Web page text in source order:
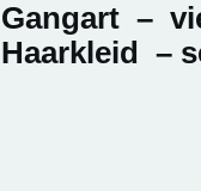
Gangart –
Haarkleid –